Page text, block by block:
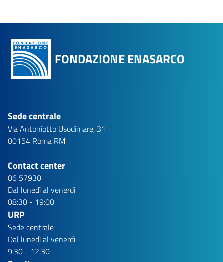
FONDAZIONE ENASARCO
Sede centrale
Via Antoniotto Usodimare, 31
00154 Roma RM
Contact center
06 57930
Dal lunedì al venerdì
08:30 - 19:00
URP
Sede centrale
Dal lunedì al venerdì
9:30 - 12:30